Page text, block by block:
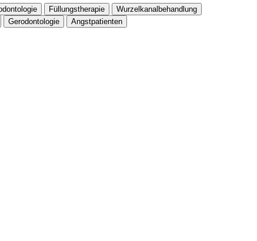
Füllungstherapie
Wurzelkanalbehandlung
Gerodontologie Angstpatienten